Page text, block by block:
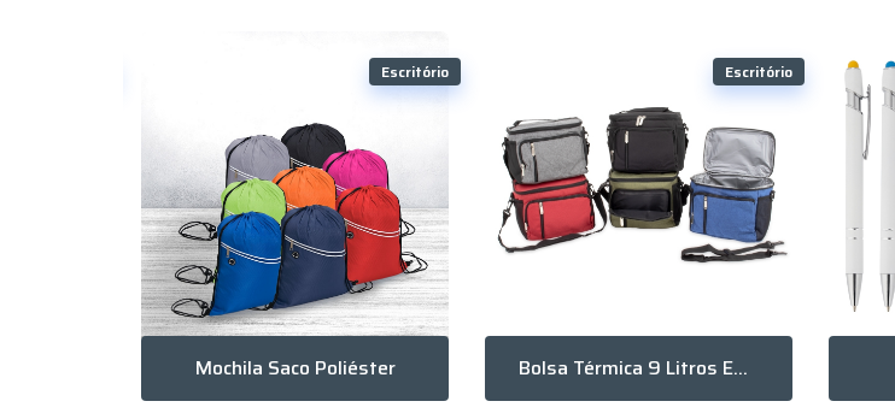
Escritório
Mochila Saco Poliéster
Escritório
Bolsa Térmica 9 Litros Em Poliéster